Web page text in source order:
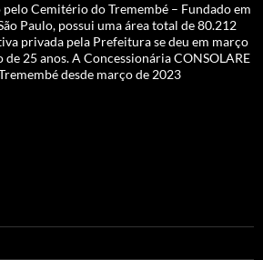
Cemitério do Tremembé – Fundado em
Paulo, possui uma área total de 80.212
privada pela Prefeitura se deu em março
25 anos. A Concessionária CONSOLARE
desde março de 2023